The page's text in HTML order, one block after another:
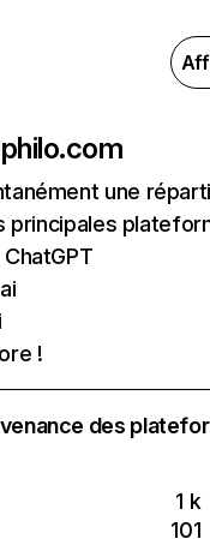
philo.com
une
principales
!
des
1 k
101